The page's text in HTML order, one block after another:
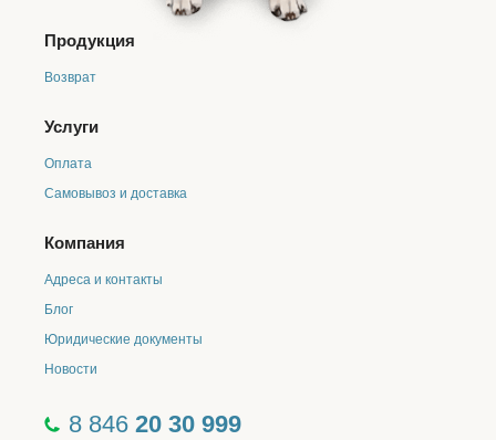
Продукция
Возврат
Услуги
Оплата
Самовывоз и доставка
Компания
Адреса и контакты
Блог
Юридические документы
Новости
8 846 20 30 999